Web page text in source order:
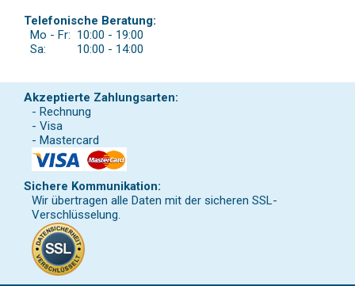
Telefonische Beratung:
Mo - Fr: 10:00 - 19:00
Sa:
10:00 - 14:00
Akzeptierte Zahlungsarten:
- Rechnung
- Visa
- Mastercard
Sichere Kommunikation:
Wir übertragen alle Daten mit der sicheren SSL-
Verschlüsselung.